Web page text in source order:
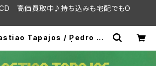
CD 高価買取中♪持ち込みも宅配でもO
Tapajos / Pedro Do
/ ハレまち通りからすぐ♫
見晴らしの良いレコード屋